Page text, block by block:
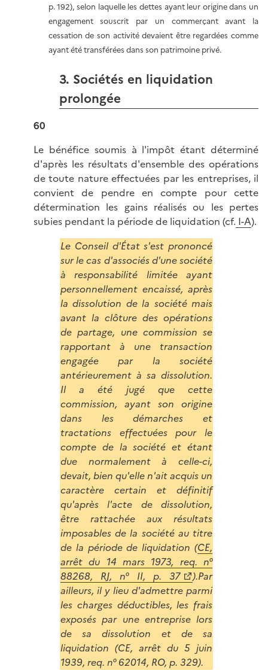
p. 192), selon laquelle les dettes ayant leur origine dans un
engagement souscrit par un commerçant avant la
cessation de son activité devaient être regardées comme
ayant été transférées dans son patrimoine privé.
3. Sociétés en liquidation
prolongée
60
Le bénéfice soumis à l'impôt étant déterminé
d'après les résultats d'ensemble des opérations
de toute nature effectuées par les entreprises, il
convient de pendre en compte pour cette
détermination les gains réalisés ou les pertes
subies pendant la période de liquidation (cf. I-A).
Le Conseil d'État s'est prononcé
sur le cas d'associés d'une société
à responsabilité limitée ayant
personnellement encaissé, après
la dissolution de la société mais
avant la clôture des opérations
de partage, une commission se
rapportant à une transaction
engagée par la société
antérieurement à sa dissolution.
Il a été jugé que cette
commission, ayant son origine
dans les démarches et
tractations effectuées pour le
compte de la société et étant
due normalement à celle-ci,
devait, bien qu'elle n'ait acquis un
caractère certain et définitif
qu'après l'acte de dissolution,
être rattachée aux résultats
imposables de la société au titre
de la période de liquidation (CE,
arrêt du 14 mars 1973, req. n°
88268, RJ, n° II, p. 37
).Par
ailleurs, il y lieu d'admettre parmi
les charges déductibles, les frais
exposés par une entreprise lors
de sa dissolution et de sa
liquidation (CE, arrêt du 5 juin
1939, req. n° 62014, RO, p. 329).